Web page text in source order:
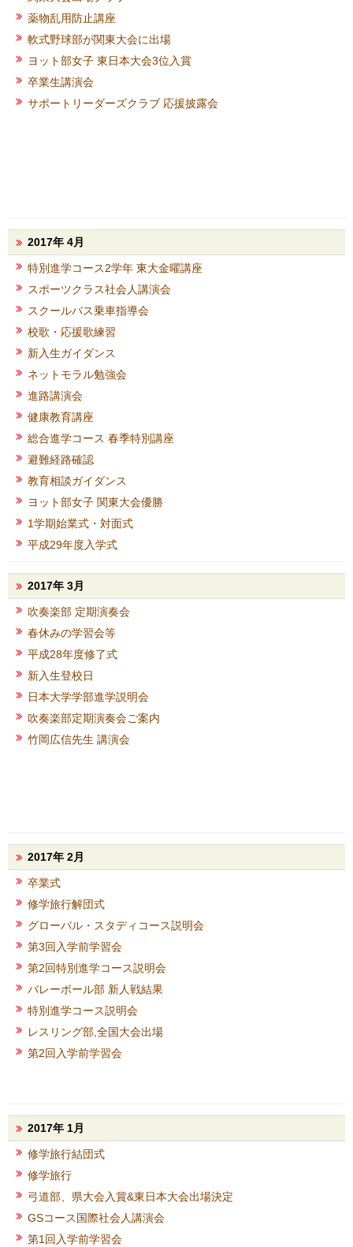
薬物乱用防止講座
軟式野球部が関東大会に出場
ヨット部女子 東日本大会3位入賞
卒業生講演会
サポートリーダーズクラブ 応援披露会
2017年 4月
特別進学コース2学年 東大金曜講座
スポーツクラス社会人講演会
スクールバス乗車指導会
校歌・応援歌練習
新入生ガイダンス
ネットモラル勉強会
進路講演会
健康教育講座
総合進学コース 春季特別講座
避難経路確認
教育相談ガイダンス
ヨット部女子 関東大会優勝
1学期始業式・対面式
平成29年度入学式
2017年 3月
吹奏楽部 定期演奏会
春休みの学習会等
平成28年度修了式
新入生登校日
日本大学学部進学説明会
吹奏楽部定期演奏会ご案内
竹岡広信先生 講演会
2017年 2月
卒業式
修学旅行解団式
グローバル・スタディコース説明会
第3回入学前学習会
第2回特別進学コース説明会
バレーボール部 新人戦結果
特別進学コース説明会
レスリング部,全国大会出場
第2回入学前学習会
2017年 1月
修学旅行結団式
修学旅行
弓道部、県大会入賞&東日本大会出場決定
GSコース国際社会人講演会
第1回入学前学習会